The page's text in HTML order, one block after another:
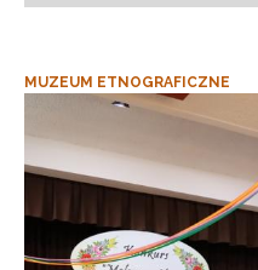
MUZEUM ETNOGRAFICZNE